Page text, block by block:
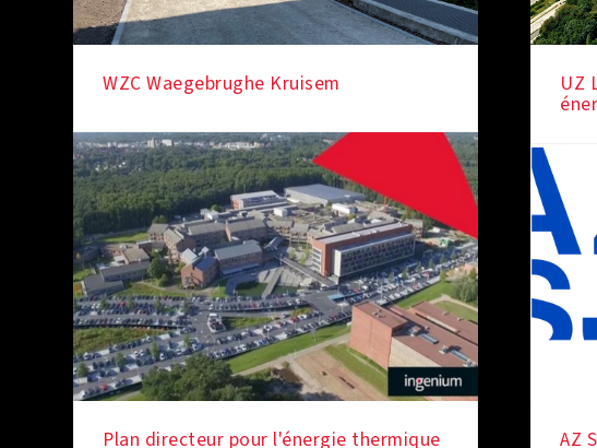
WZC Waegebrughe Kruisem UZ
Plan directeur pour l'énergie thermique AZ